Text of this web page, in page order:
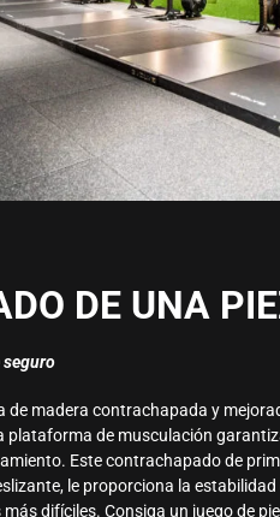
DE UNA
de madera contrachapada y
plataforma de musculación
Este contrachapado de
le proporciona la
difíciles. Consiga un juego de